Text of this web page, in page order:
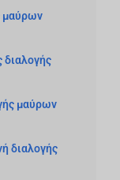
μαύρων
διαλογής
μαύρων
διαλογής